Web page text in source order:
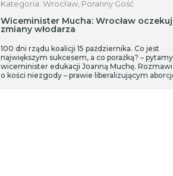
Kategoria: Wrocław, Poranny Gość
Wiceminister Mucha: Wrocław
zmiany włodarza
100 dni rządu koalicji 15 października. Co jest
największym sukcesem, a co porażką? – pytamy
wiceminister edukacji Joanną Muchę.
o kości niezgody – prawie liberalizującym